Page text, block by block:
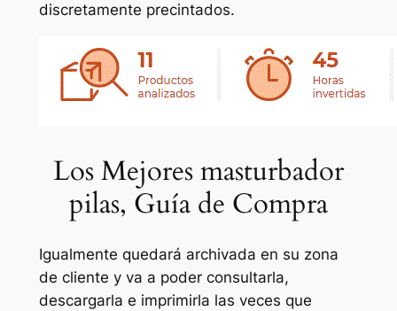
discretamente precintados.
Los Mejores masturbador
pilas, Guía de Compra
Igualmente quedará archivada en su zona
de cliente y va a poder consultarla,
descargarla e imprimirla las veces que